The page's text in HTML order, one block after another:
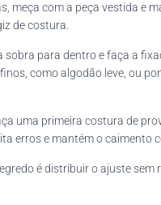
meça com a peça vestida e
de costura.
sobra para dentro e faça a
como algodão leve, ou
uma primeira costura de
erros e mantém o caimento
é distribuir o ajuste sem